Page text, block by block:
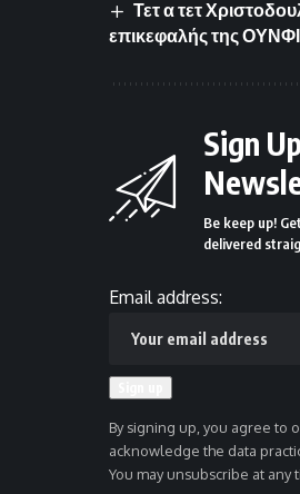
Τετ α τετ
επικεφαλής της
Sign
Be keep up!
delivered
Email address:
By signing up, you agree to
acknowledge the data
You may unsubscribe at any